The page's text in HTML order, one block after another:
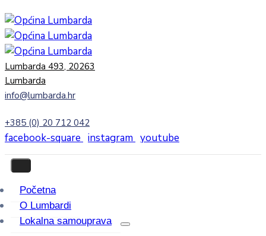
Lumbarda 493, 20263
Lumbarda
info@lumbarda.hr
+385 (0) 20 712 042
facebook-square instagram youtube
Početna
O Lumbardi
Lokalna samouprava